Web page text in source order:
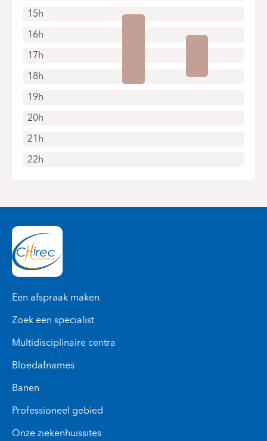
15h
16h
17h
18h
19h
20h
21h
22h
Een afspraak maken
Zoek een specialist
Multidisciplinaire centra
Bloedafnames
Banen
Professioneel gebied
Onze ziekenhuissites